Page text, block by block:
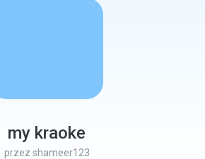
my kraoke
przez shameer123